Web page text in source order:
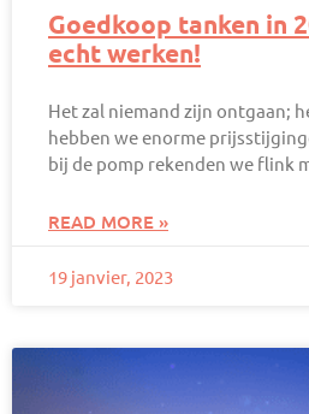
Goedkoop tanken in
echt werken!
Het zal niemand zijn ontgaan;
hebben we enorme
bij de pomp rekenden we flink
READ MORE »
19 janvier, 2023